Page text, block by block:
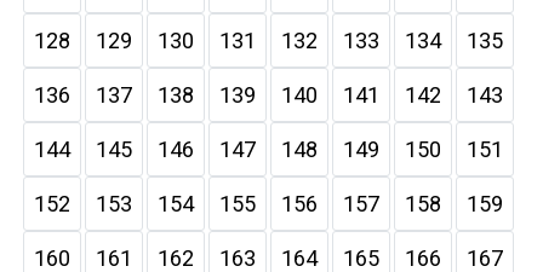
128 129 130 131 132 133 134 135
136 137 138 139 140 141 142 143
144 145 146 147 148 149 150 151
152 153 154 155 156 157 158 159
160 161 162 163 164 165 166 167